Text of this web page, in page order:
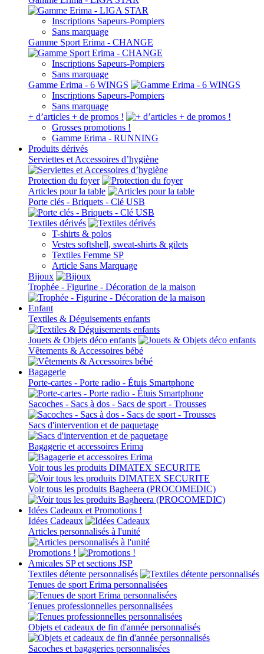
Inscriptions Sapeurs-Pompiers
Sans marquage
Gamme Sport Erima - CHANGE
Inscriptions Sapeurs-Pompiers
Sans marquage
Gamme Erima - 6 WINGS
Inscriptions Sapeurs-Pompiers
Sans marquage
+ d’articles + de promos !
Grosses promotions !
Gamme Erima - RUNNING
Produits dérivés
Serviettes et Accessoires d’hygiène
Protection du foyer
Articles pour la table
Porte clés - Briquets - Clé USB
Textiles dérivés
T-shirts & polos
Vestes softshell, sweat-shirts & gilets
Textiles Femme SP
Article Sans Marquage
Bijoux
Trophée - Figurine - Décoration de la maison
Enfant
Textiles & Déguisements enfants
Jouets & Objets déco enfants
Vêtements & Accessoires bébé
Bagagerie
Porte-cartes - Porte radio - Étuis Smartphone
Sacoches - Sacs à dos - Sacs de sport - Trousses
Sacs d'intervention et de paquetage
Bagagerie et accessoires Erima
Voir tous les produits DIMATEX SECURITE
Voir tous les produits Bagheera (PROCOMEDIC)
Idées Cadeaux et Promotions !
Idées Cadeaux
Articles personnalisés à l'unité
Promotions !
Amicales SP et sections JSP
Textiles détente personnalisés
Tenues de sport Erima personnalisées
Tenues professionnelles personnalisées
Objets et cadeaux de fin d'année personnalisés
Sacoches et bagageries personnalisées